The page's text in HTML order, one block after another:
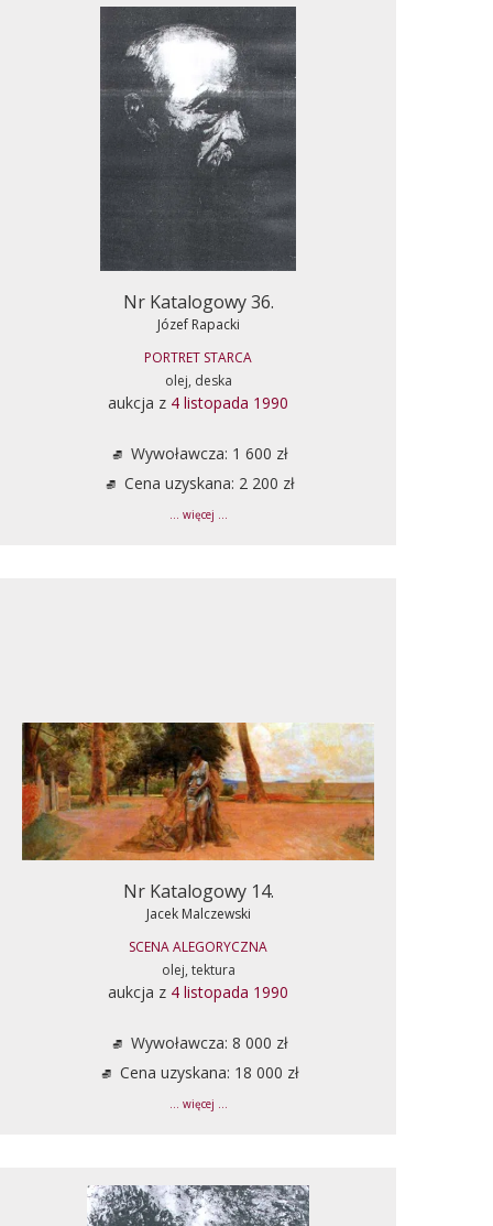
Nr Katalogowy 36.
Józef Rapacki
PORTRET STARCA
olej, deska
aukcja z 4 listopada 1990
Wywoławcza: 1 600 zł
Cena uzyskana: 2 200 zł
... więcej ...
Nr Katalogowy 14.
Jacek Malczewski
SCENA ALEGORYCZNA
olej, tektura
aukcja z 4 listopada 1990
Wywoławcza: 8 000 zł
Cena uzyskana: 18 000 zł
... więcej ...